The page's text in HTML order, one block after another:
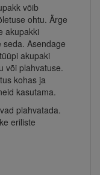
võib
ohtu. Ärge
akupakki
Asendage
akupaki
või plahvatuse.
kohas ja
kasutama.
plahvatada.
eriliste